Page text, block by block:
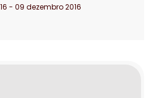
- 09 dezembro 2016